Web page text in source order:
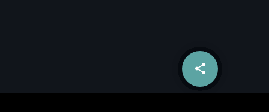
share
email